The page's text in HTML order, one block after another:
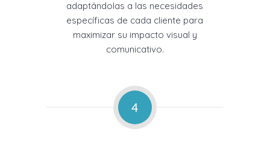
adaptándolas a las necesidades
específicas de cada cliente para
maximizar su impacto visual y
comunicativo.
4